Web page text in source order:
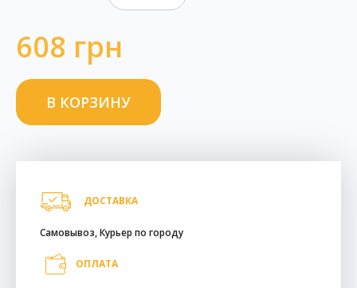
608 грн
ДОСТАВКА
Самовывоз, Курьер по городу
ОПЛАТА